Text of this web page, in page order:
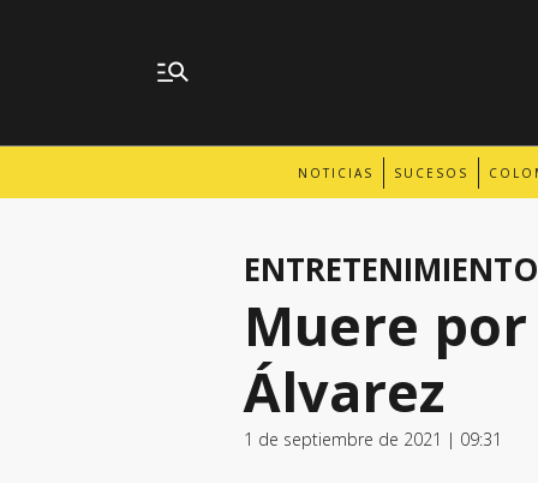
NOTICIAS SUCESOS
ENTRETENIMIENTO
Muere
Álvarez
1 de septiembre de 2021 | 09:31